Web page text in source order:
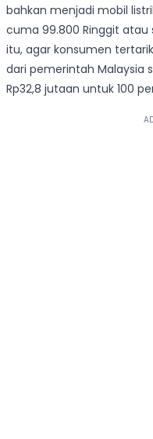
bahkan menjadi mobil
cuma 99.800 Ringgit atau
itu, agar konsumen
dari pemerintah Malaysia
Rp32,8 jutaan untuk 100